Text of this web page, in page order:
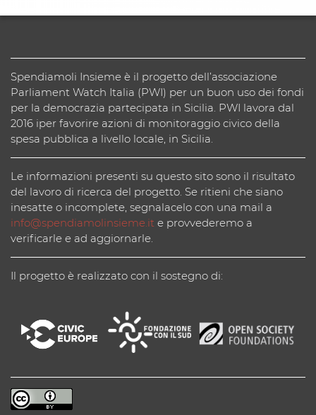
Spendiamoli Insieme è il progetto dell’associazione
Parliament Watch Italia (PWI) per un buon uso dei fondi
per la democrazia partecipata in Sicilia. PWI lavora dal
2016 iper favorire azioni di monitoraggio civico della
spesa pubblica a livello locale, in Sicilia.
Le informazioni presenti su questo sito sono il risultato
del lavoro di ricerca del progetto. Se ritieni che siano
inesatte o incomplete, segnalacelo con una mail a
info@spendiamolinsieme.it e provvederemo a
verificarle e ad aggiornarle.
Il progetto è realizzato con il sostegno di: